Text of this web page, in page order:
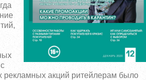
акций ритейлерам было